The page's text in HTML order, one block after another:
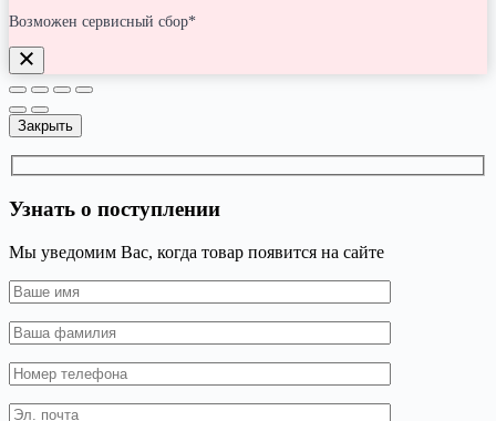
Возможен сервисный сбор*
Закрыть
Узнать о поступлении
Мы уведомим Вас, когда товар появится на сайте